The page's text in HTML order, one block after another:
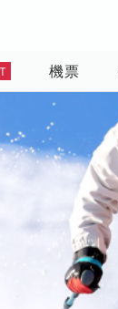
機票